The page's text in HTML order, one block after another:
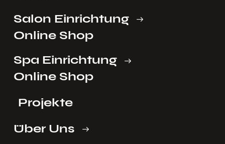
Salon Einrichtung
Online Shop
Spa Einrichtung
Online Shop
Projekte
Über Uns